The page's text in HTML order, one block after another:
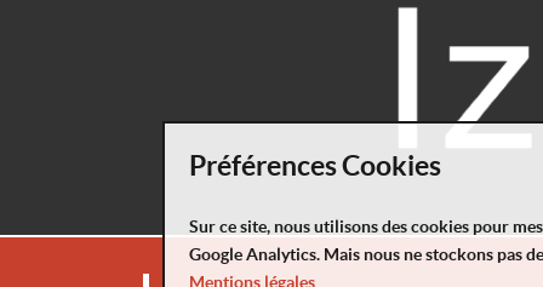
Préférences Cookies
Sur ce site, nous utilisons des cookies pour
Google Analytics. Mais nous ne stockons pas
Mentions légales